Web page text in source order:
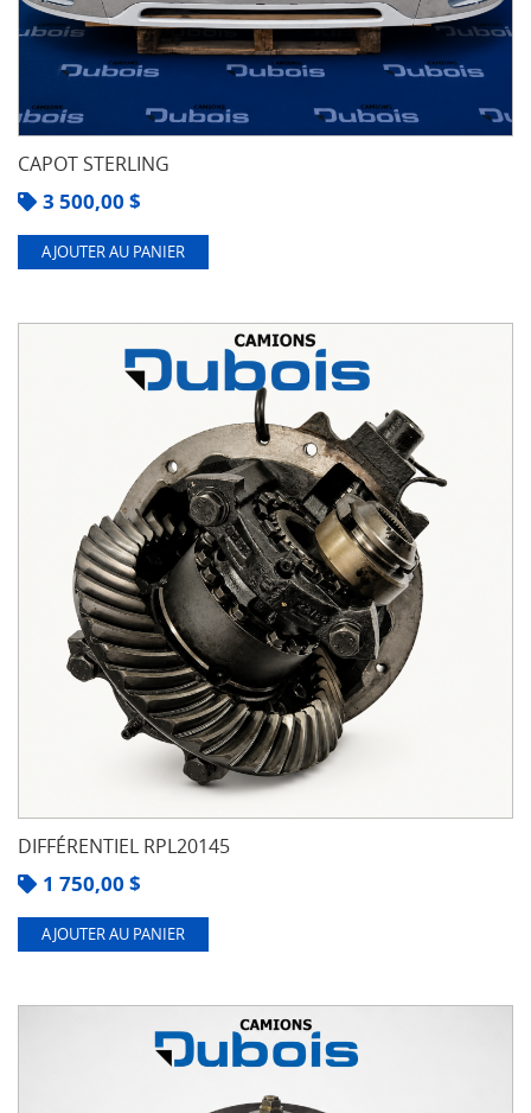
CAPOT STERLING
3 500,00 $
AJOUTER AU PANIER
DIFFÉRENTIEL RPL20145
1 750,00 $
AJOUTER AU PANIER